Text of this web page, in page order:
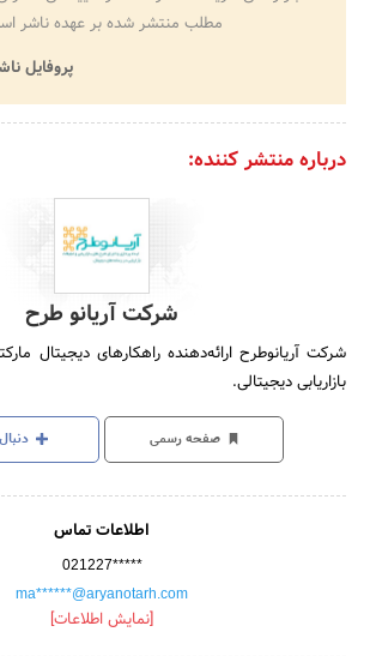
مطلب منتشر شده بر عهده ناشر
پروفایل
درباره منتشر کننده:
شرکت آریانو طرح
شرکت آریانوطرح ارائه‌دهنده راهکارهای دیجیتال
بازاریابی دیجیتالی.
صفحه رسمی
اطلاعات تماس
021227*****
ma******@aryanotarh.com
[نمایش اطلاعات]